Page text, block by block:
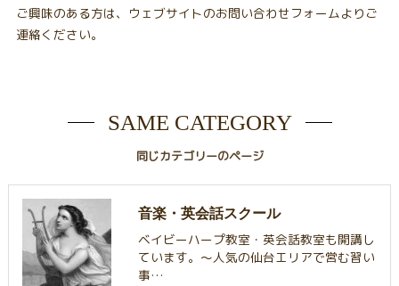
ご興味のある方は、ウェブサイトのお問い合わせフォームよりご
連絡ください。
同じカテゴリーのページ
SAME CATEGORY
音楽・英会話スクール
ベイビーハープ教室・英会話教室も開講し
ています。〜人気の仙台エリアで営む習い
事…